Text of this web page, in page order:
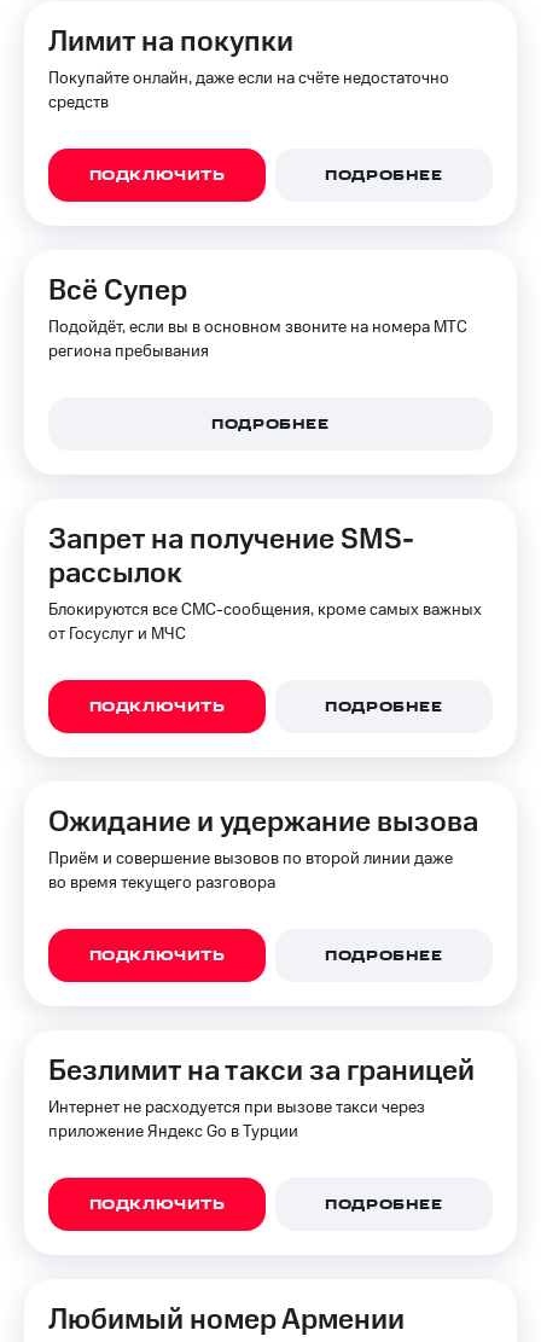
Лимит на покупки
Покупайте онлайн, даже если на счёте недостаточно
средств
ПОДКЛЮЧИТЬ ПОДРОБНЕЕ
Всё Супер
Подойдёт, если вы в основном звоните на номера МТС
региона пребывания
ПОДРОБНЕЕ
Запрет на получение SMS-
рассылок
Блокируются все СМС-сообщения, кроме самых важных
от Госуслуг и МЧС
ПОДКЛЮЧИТЬ ПОДРОБНЕЕ
Ожидание и удержание вызова
Приём и совершение вызовов по второй линии даже
во время текущего разговора
ПОДКЛЮЧИТЬ ПОДРОБНЕЕ
Безлимит на такси за границей
Интернет не расходуется при вызове такси через
приложение Яндекс Go в Турции
ПОДКЛЮЧИТЬ ПОДРОБНЕЕ
Любимый номер Армении